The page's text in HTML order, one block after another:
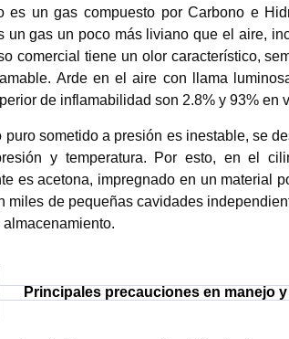
es un gas compuesto por Carbono e
un gas un poco más liviano que el aire,
comercial tiene un olor característico,
Arde en el aire con llama
de inflamabilidad son 2.8% y 93% en
puro sometido a presión es inestable, se
y temperatura. Por esto, en el
es acetona, impregnado en un material
miles de pequeñas cavidades
almacenamiento.
Principales precauciones en manejo